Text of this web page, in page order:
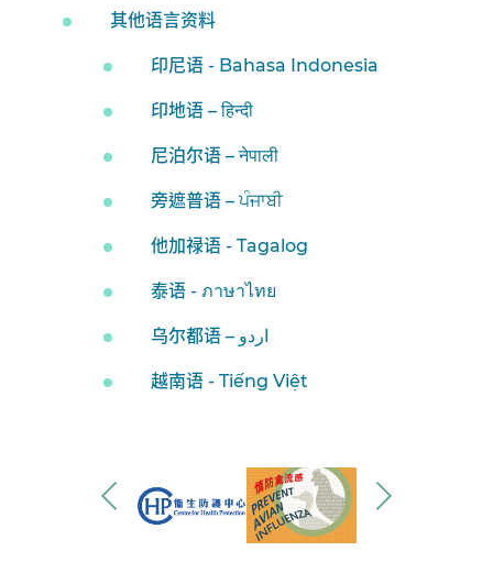
其他语言资料
印尼语 - Bahasa Indonesia
印地语 – हिन्दी
尼泊尔语 – नेपाली
旁遮普语 – ਪੰਜਾਬੀ
他加禄语 - Tagalog
泰语 - ภาษาไทย
乌尔都语 – اردو
越南语 - Tiếng Việt